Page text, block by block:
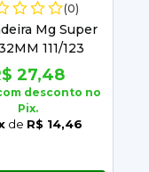
(0)
Mg Super
111/123
27,48
desconto no
Pix.
de R$ 14,46